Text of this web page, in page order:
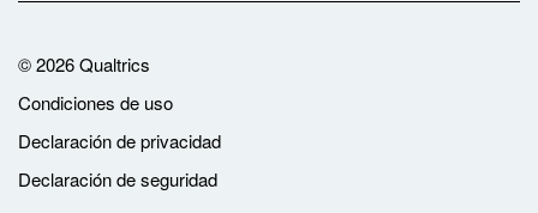
©2026Qualtrics
Condiciones de uso
Declaración de privacidad
Declaración de seguridad